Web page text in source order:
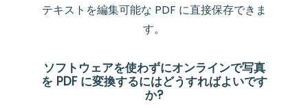
テキストを編集可能な PDF に直接保存できま
す。
ソフトウェアを使わずにオンラインで写真
を PDF に変換するにはどうすればよいです
か?